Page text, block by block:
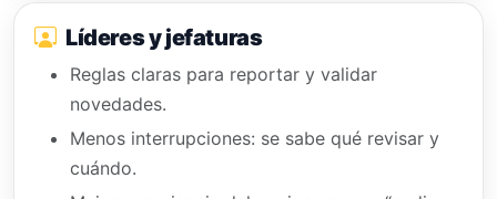
Líderes y jefaturas
Reglas claras para reportar y validar
novedades.
Menos interrupciones: se sabe qué revisar y
cuándo.